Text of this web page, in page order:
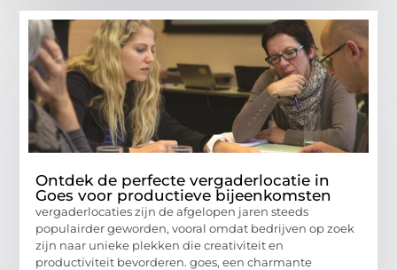
Ontdek de perfecte vergaderlocatie in
Goes voor productieve bijeenkomsten
vergaderlocaties zijn de afgelopen jaren steeds
populairder geworden, vooral omdat bedrijven op zoek
zijn naar unieke plekken die creativiteit en
productiviteit bevorderen. goes, een charmante